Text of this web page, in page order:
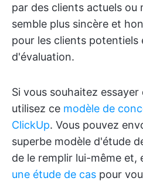
par des clients actuels ou
semble plus sincère et
pour les clients potentiels
d'évaluation.
Si vous souhaitez
utilisez ce modèle de
ClickUp. Vous pouvez
superbe modèle d'étude
de le remplir lui-même et,
une étude de cas pour